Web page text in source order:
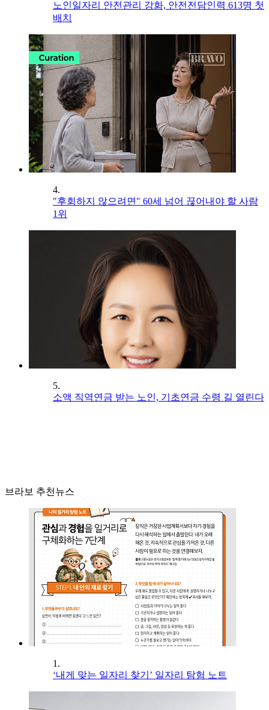
노인일자리 안전관리 강화, 안전전담인력 613명 첫
배치
4.
"후회하지 않으려면" 60세 넘어 끊어내야 할 사람
1위
5.
소액 직역연금 받는 노인, 기초연금 수령 길 열린다
브라보 추천뉴스
1.
‘내게 맞는 일자리 찾기’ 일자리 탐험 노트